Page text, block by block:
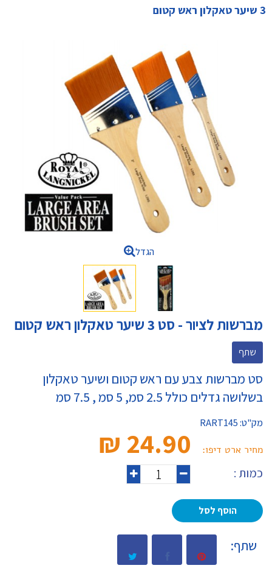
3 שיער טאקלון ראש קטום
הגדל
מברשות לציור - סט 3 שיער טאקלון ראש קטום
שתף
סט מברשות צבע עם ראש קטום ושיער טאקלון
בשלושה גדלים כולל 2.5 סמ, 5 סמ , 7.5 סמ
מק"ט:RART145
מחיר ארט דיפו: 24.90 ₪‎
כמות :
הוסף לסל
שתף: